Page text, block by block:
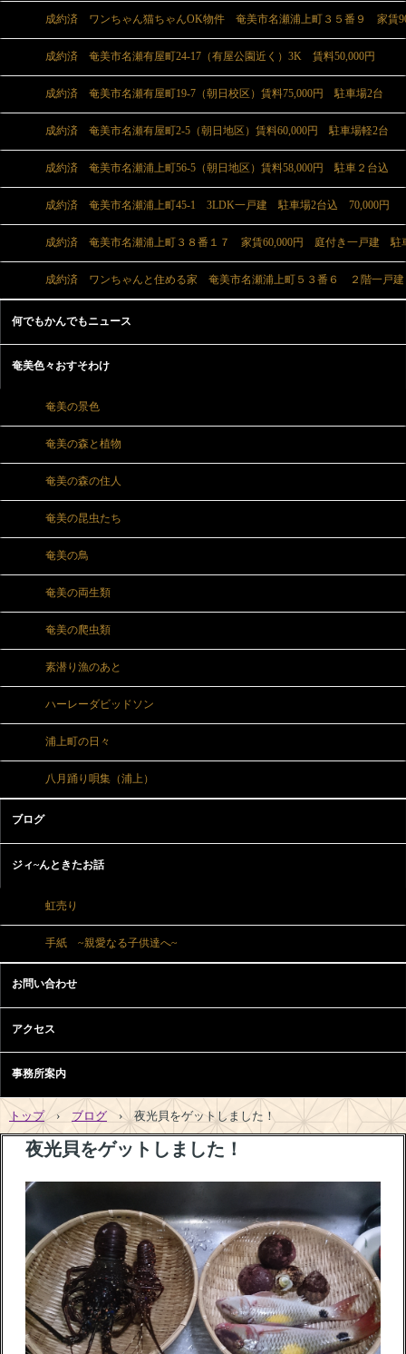
成約済 ワンちゃん猫ちゃんOK物件 奄美市名瀬浦上町３５番９ 家賃
成約済 奄美市名瀬有屋町24-17（有屋公園近く）3K 賃料50,000円
成約済 奄美市名瀬有屋町19-7（朝日校区）賃料75,000円 駐車場2台
成約済 奄美市名瀬有屋町2-5（朝日地区）賃料60,000円 駐車場軽2台
成約済 奄美市名瀬浦上町56-5（朝日地区）賃料58,000円 駐車２台込
成約済 奄美市名瀬浦上町45-1 3LDK一戸建 駐車場2台込 70,000円
成約済 奄美市名瀬浦上町３８番１７ 家賃60,000円 庭付き一戸建 駐
成約済 ワンちゃんと住める家 奄美市名瀬浦上町５３番６ ２階一戸
何でもかんでもニュース
奄美色々おすそわけ
奄美の景色
奄美の森と植物
奄美の森の住人
奄美の昆虫たち
奄美の鳥
奄美の両生類
奄美の爬虫類
素潜り漁のあと
ハーレーダビッドソン
浦上町の日々
八月踊り唄集（浦上）
ブログ
ジィ~んときたお話
虹売り
手紙 ~親愛なる子供達へ~
お問い合わせ
アクセス
事務所案内
トップ › ブログ › 夜光貝をゲットしました！
夜光貝をゲットしました！